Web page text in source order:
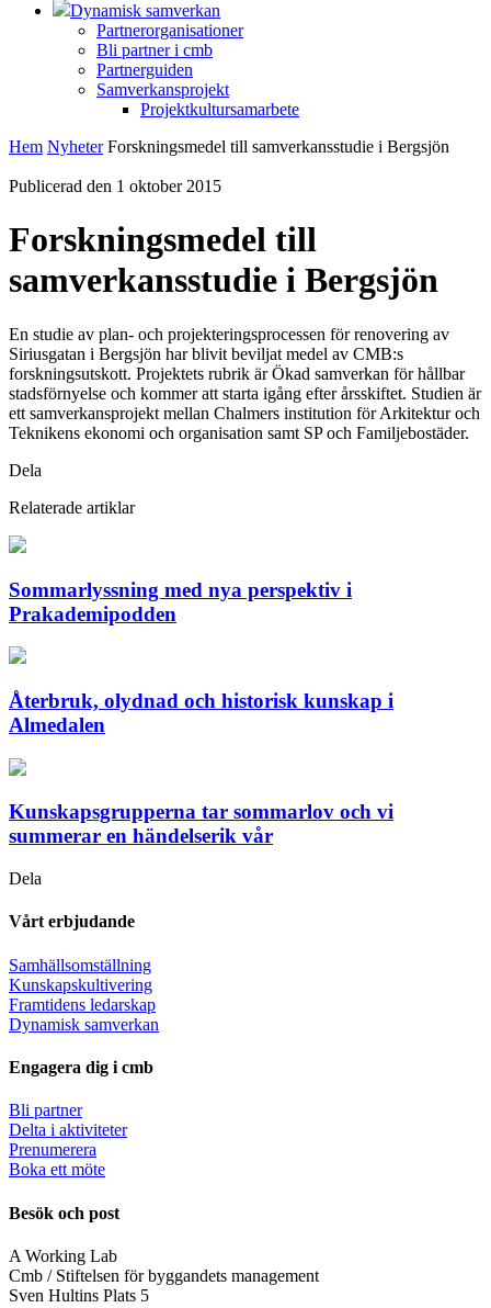
Dynamisk samverkan
Partnerorganisationer
Bli partner i cmb
Partnerguiden
Samverkansprojekt
Projektkultursamarbete
Hem Nyheter Forskningsmedel till samverkansstudie i Bergsjön
Publicerad den 1 oktober 2015
Forskningsmedel till
samverkansstudie i Bergsjön
En studie av plan- och projekteringsprocessen för renovering av
Siriusgatan i Bergsjön har blivit beviljat medel av CMB:s
forskningsutskott. Projektets rubrik är Ökad samverkan för hållbar
stadsförnyelse och kommer att starta igång efter årsskiftet. Studien är
ett samverkansprojekt mellan Chalmers institution för Arkitektur och
Teknikens ekonomi och organisation samt SP och Familjebostäder.
Dela
Relaterade artiklar
Sommarlyssning med nya perspektiv i
Prakademipodden
Återbruk, olydnad och historisk kunskap i
Almedalen
Kunskapsgrupperna tar sommarlov och vi
summerar en händelserik vår
Dela
Vårt erbjudande
Samhällsomställning
Kunskapskultivering
Framtidens ledarskap
Dynamisk samverkan
Engagera dig i cmb
Bli partner
Delta i aktiviteter
Prenumerera
Boka ett möte
Besök och post
A Working Lab
Cmb / Stiftelsen för byggandets management
Sven Hultins Plats 5